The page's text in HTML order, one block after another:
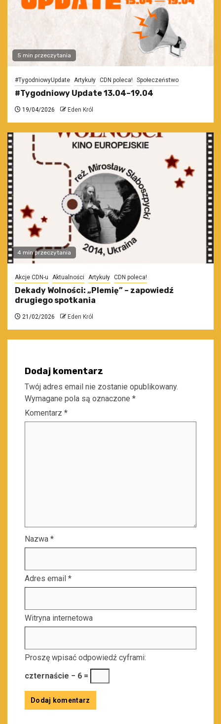
5 min przeczytania
#TygodniowyUpdate Artykuły CDN poleca! Społeczeństwo
#Tygodniowy Update 13.04–19.04
19/04/2026 Eden Król
4 min przeczytania
Akcje CDN-u Aktualności Artykuły CDN poleca!
Dekady Wolności: „Plemię” – zapowiedź
drugiego spotkania
21/02/2026 Eden Król
Dodaj komentarz
Twój adres email nie zostanie opublikowany.
Wymagane pola są oznaczone *
Komentarz *
Nazwa *
Adres email *
Witryna internetowa
Proszę wpisać odpowiedź cyframi:
czternaście − 6 =